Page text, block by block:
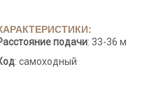
подачи: 33-36 м
: самоходный